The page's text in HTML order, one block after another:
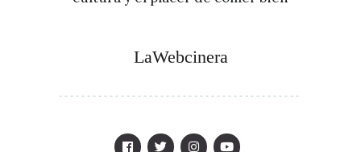
LaWebcinera